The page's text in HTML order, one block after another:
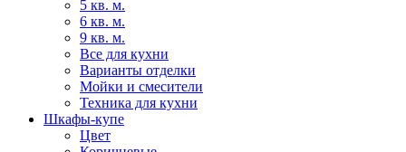
5 кв. м.
6 кв. м.
9 кв. м.
Все для кухни
Варианты отделки
Мойки и смесители
Техника для кухни
Шкафы-купе
Цвет